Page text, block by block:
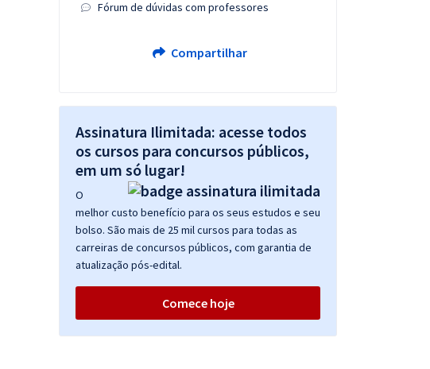
Fórum de dúvidas com professores
Compartilhar
Assinatura Ilimitada: acesse todos
os cursos para concursos públicos,
em um só lugar!
O
melhor custo benefício para os seus estudos e seu
bolso. São mais de 25 mil cursos para todas as
carreiras de concursos públicos, com garantia de
atualização pós-edital.
Comece hoje